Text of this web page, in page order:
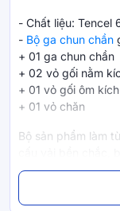
- Chất liệu: Tencel
- Bộ ga chun chần
+ 01 ga chun chần
+ 02 vỏ gối nằm
+ 01 vỏ gối ôm
+ 01 vỏ chăn
Bộ sản phẩm làm
năng thấm hút -
nhiên nên mang
lành cho làn da.